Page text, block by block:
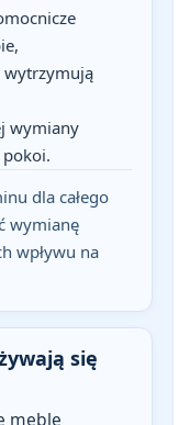
wytrzymują
wymiany
dla całego
wymianę
wpływu na
się
meble